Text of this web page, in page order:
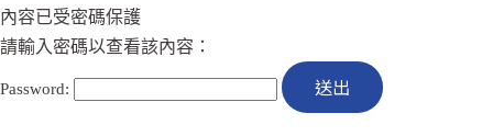
內容已受密碼保護
請輸入密碼以查看該內容：
Password: